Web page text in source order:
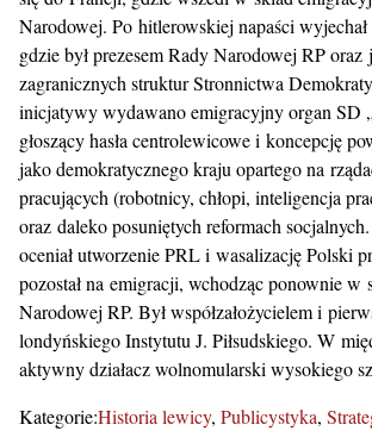
Narodowej. Po hitlerowskiej napaści
gdzie był prezesem Rady Narodowej RP
zagranicznych struktur Stronnictwa
inicjatywy wydawano emigracyjny organ SD
głoszący hasła centrolewicowe i koncepcję
jako demokratycznego kraju opartego na
pracujących (robotnicy, chłopi, inteligencja
oraz daleko posuniętych reformach
oceniał utworzenie PRL i wasalizację Polski
pozostał na emigracji, wchodząc ponownie w
Narodowej RP. Był współzałożycielem i
londyńskiego Instytutu J. Piłsudskiego. W
aktywny działacz wolnomularski wysokiego
Kategorie:Historia lewicy Publicystyka